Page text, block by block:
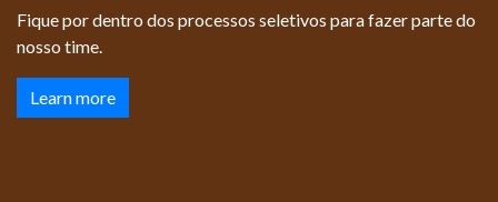
Fique por dentro dos processos seletivos para fazer parte do
nosso time.
Learn more